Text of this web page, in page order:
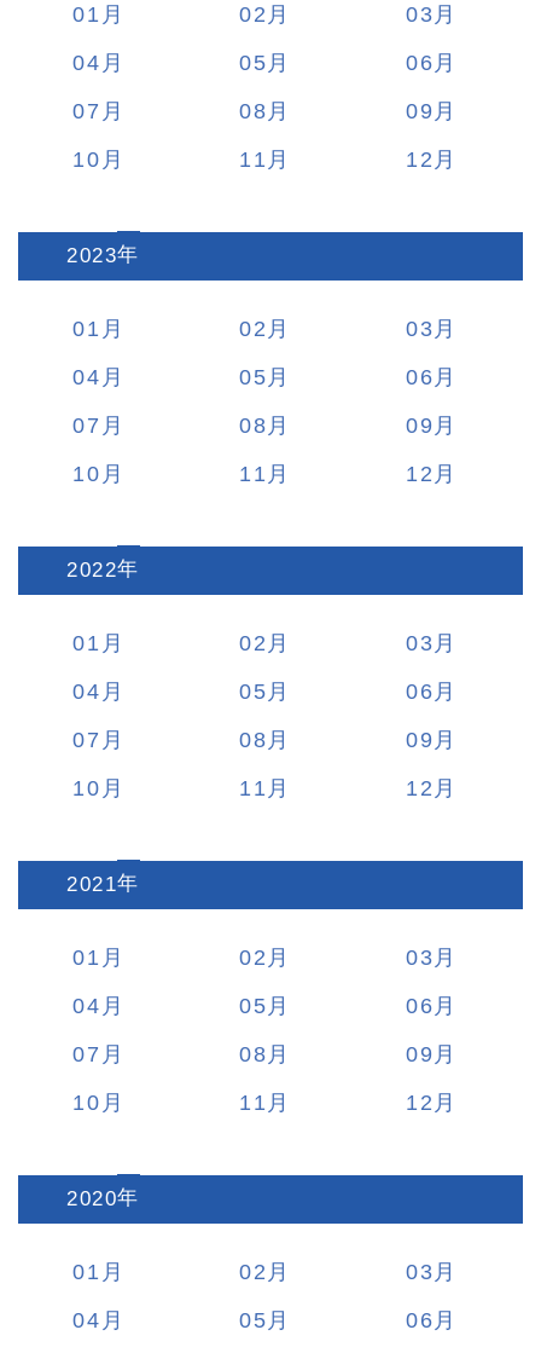
01 02
03
04
05
06
07
08
09
10
11 12
2023:
01 02
03
04
05
06
07
08
09
10
11 12
2022:
01 02
03
04
05
06
07
08
09
10
11 12
2021:
01 02
03
04
05
06
07
08
09
10
11 12
2020:
01 02
03
04
05
06